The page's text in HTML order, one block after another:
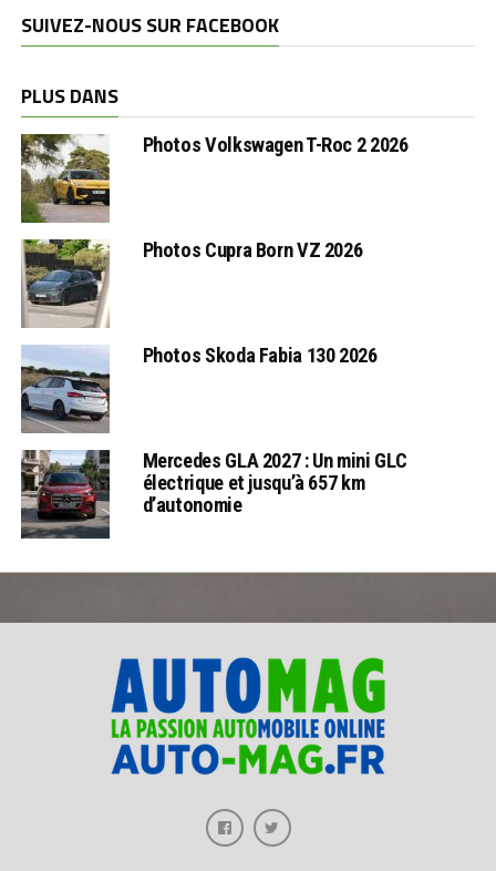
SUIVEZ-NOUS SUR FACEBOOK
PLUS DANS
Photos Volkswagen T-Roc 2 2026
Photos Cupra Born VZ 2026
Photos Skoda Fabia 130 2026
Mercedes GLA 2027 : Un mini GLC
électrique et jusqu’à 657 km
d’autonomie